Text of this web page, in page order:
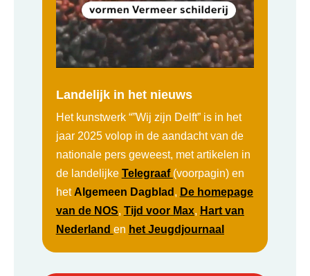
Landelijk in het nieuws
Het kunstwerk “”Wij zijn Delft” is in het
jaar 2025 volop in de aandacht van de
nationale pers geweest, met artikelen in
de landelijke Telegraaf (voorpagin) en
het Algemeen Dagblad , De homepage
van de NOS, Tijd voor Max, Hart van
Nederland en het Jeugdjournaal